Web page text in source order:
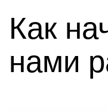
Как
нами